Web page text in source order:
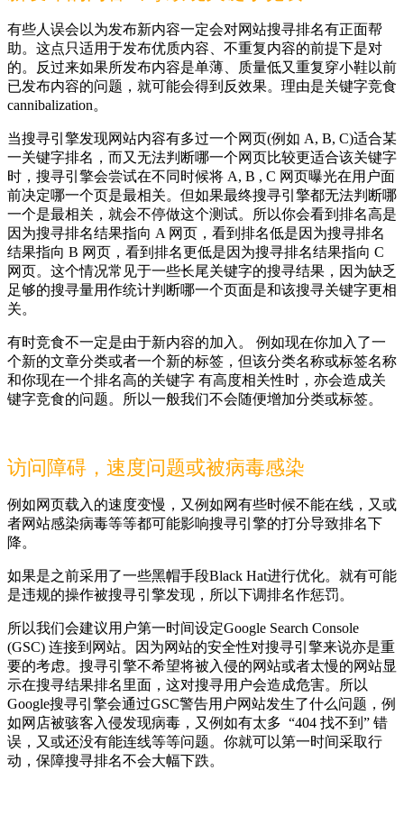
有些人误会以为发布新内容一定会对网站搜寻排名有正面帮
助。这点只适用于发布优质内容、不重复内容的前提下是对
的。反过来如果所发布内容是单薄、质量低又重复穿小鞋以前
已发布内容的问题，就可能会得到反效果。理由是关键字竞食
cannibalization。
当搜寻引擎发现网站内容有多过一个网页(例如 A, B, C)适合某
一关键字排名，而又无法判断哪一个网页比较更适合该关键字
时，搜寻引擎会尝试在不同时候将 A, B , C 网页曝光在用户面
前决定哪一个页是最相关。但如果最终搜寻引擎都无法判断哪
一个是最相关，就会不停做这个测试。所以你会看到排名高是
因为搜寻排名结果指向 A 网页，看到排名低是因为搜寻排名
结果指向 B 网页，看到排名更低是因为搜寻排名结果指向 C
网页。这个情况常见于一些长尾关键字的搜寻结果，因为缺乏
足够的搜寻量用作统计判断哪一个页面是和该搜寻关键字更相
关。
有时竞食不一定是由于新内容的加入。 例如现在你加入了一
个新的文章分类或者一个新的标签，但该分类名称或标签名称
和你现在一个排名高的关键字 有高度相关性时，亦会造成关
键字竞食的问题。所以一般我们不会随便增加分类或标签。
访问障碍，速度问题或被病毒感染
例如网页载入的速度变慢，又例如网有些时候不能在线，又或
者网站感染病毒等等都可能影响搜寻引擎的打分导致排名下
降。
如果是之前采用了一些黑帽手段Black Hat进行优化。就有可能
是违规的操作被搜寻引擎发现，所以下调排名作惩罚。
所以我们会建议用户第一时间设定Google Search Console
(GSC) 连接到网站。因为网站的安全性对搜寻引擎来说亦是重
要的考虑。搜寻引擎不希望将被入侵的网站或者太慢的网站显
示在搜寻结果排名里面，这对搜寻用户会造成危害。所以
Google搜寻引擎会通过GSC警告用户网站发生了什么问题，例
如网店被骇客入侵发现病毒，又例如有太多 “404 找不到” 错
误，又或还没有能连线等等问题。你就可以第一时间采取行
动，保障搜寻排名不会大幅下跌。